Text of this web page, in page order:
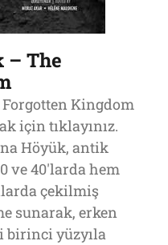
– The
Kingdom
için tıklayınız.
Höyük, antik
ve 40'larda hem
çekilmiş
sunarak, erken
yüzyıla